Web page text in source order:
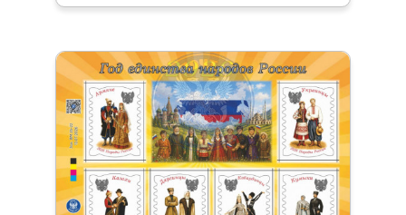
и серьезно повлияла на жизнь